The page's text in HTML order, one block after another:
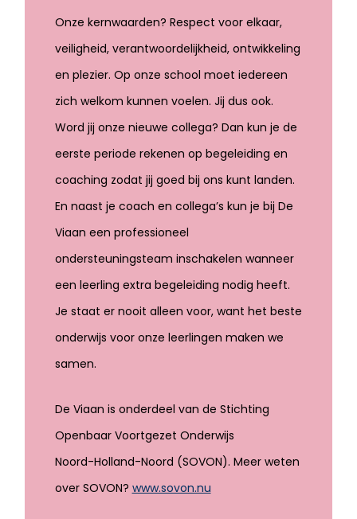
Onze kernwaarden? Respect voor elkaar,
veiligheid, verantwoordelijkheid, ontwikkeling
en plezier. Op onze school moet iedereen
zich welkom kunnen voelen. Jij dus ook.
Word jij onze nieuwe collega? Dan kun je de
eerste periode rekenen op begeleiding en
coaching zodat jij goed bij ons kunt landen.
En naast je coach en collega’s kun je bij De
Viaan een professioneel
ondersteuningsteam inschakelen wanneer
een leerling extra begeleiding nodig heeft.
Je staat er nooit alleen voor, want het beste
onderwijs voor onze leerlingen maken we
samen.
De Viaan is onderdeel van de Stichting
Openbaar Voortgezet Onderwijs
Noord-Holland-Noord (SOVON). Meer weten
over SOVON? www.sovon.nu